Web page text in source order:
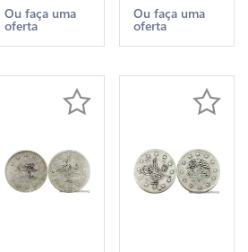
Muhammad
V El Ghazi
1916 --
Ou faça uma
oferta
Muhammad
V Reshat
1915 -> M
Ou faça uma
oferta